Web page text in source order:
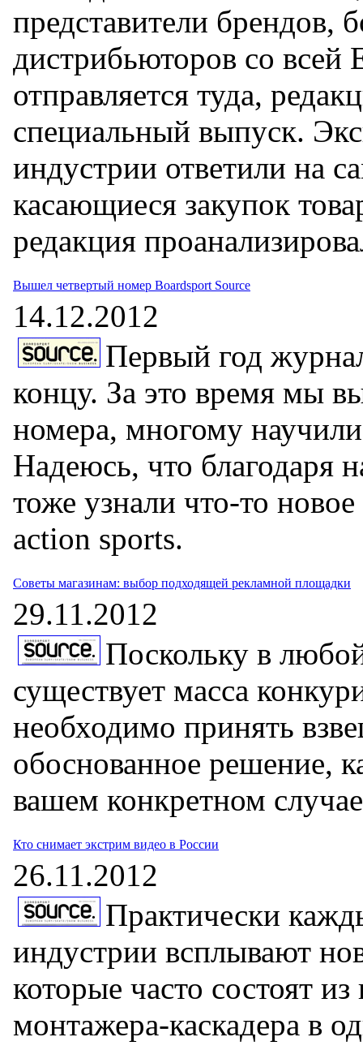
представители брендов,
дистрибьюторов со всей
отправляется туда,
специальный выпуск.
индустрии ответили на
касающиеся закупок
редакция
Вышел четвертый номер Boardsport Source
14.12.2012
Первый год
концу. За это время мы
номера, многому
Надеюсь, что благодаря
тоже узнали что-то
action sports.
Советы магазинам: выбор подходящей рекламной площадки
29.11.2012
Поскольку в
существует масса
необходимо принять
обоснованное решение,
вашем конкретном
Кто снимает экстрим видео в России
26.11.2012
Практически
индустрии всплывают
которые часто состоят
монтажера-каскадера в